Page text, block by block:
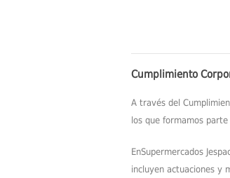
Cumplimiento
A través del
los que formamos
EnSupermercados
incluyen actuaciones y